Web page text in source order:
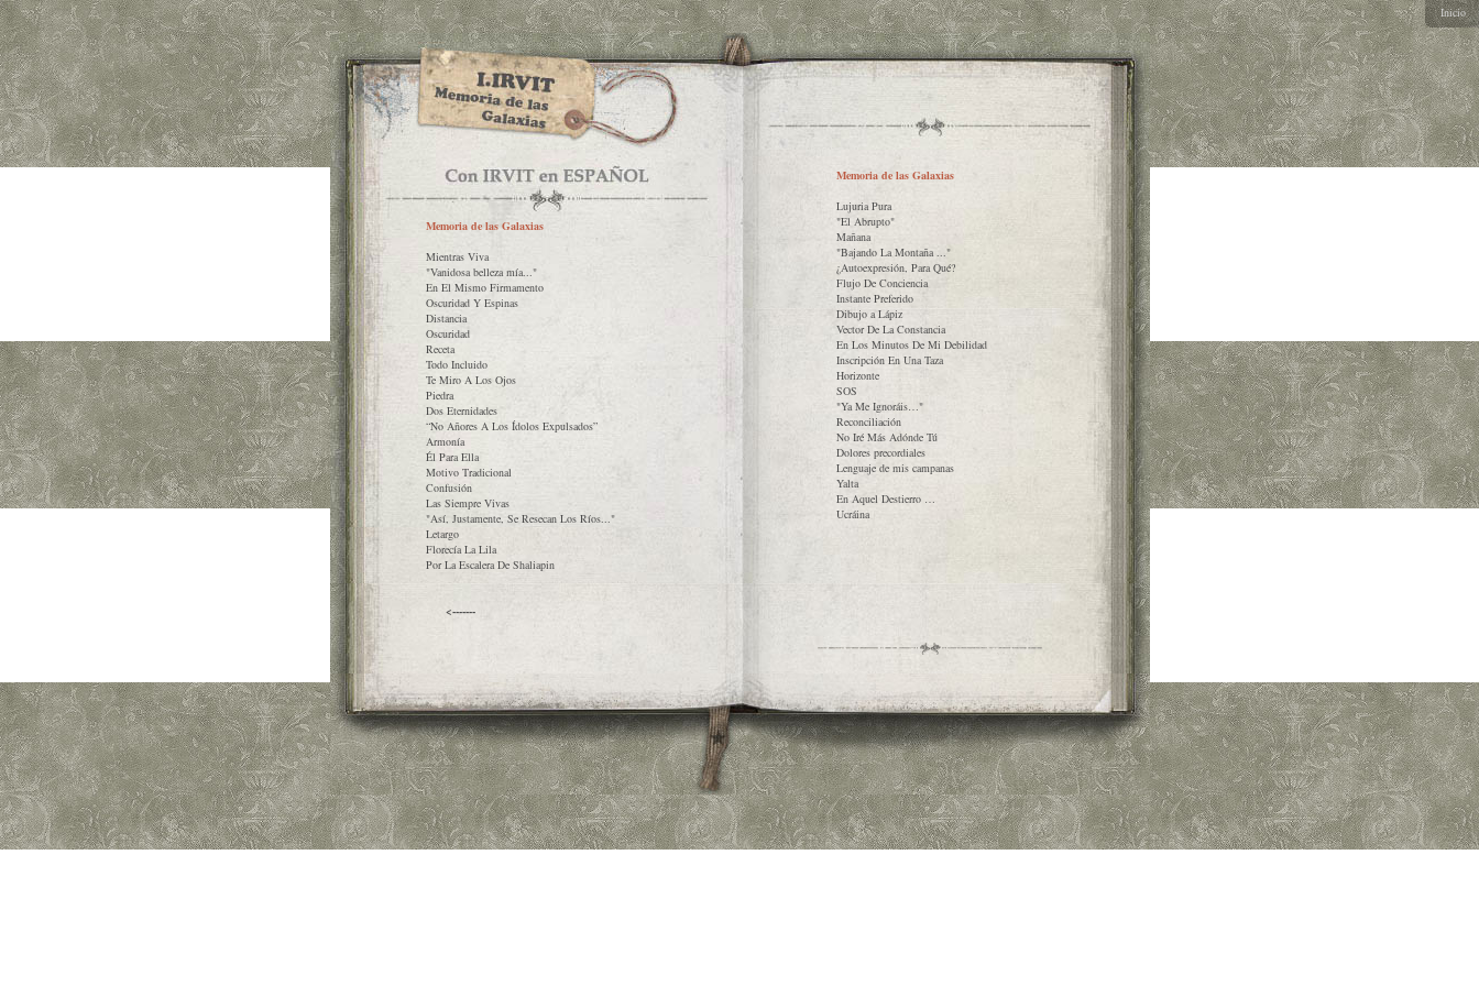
Memoria de las Galaxias
Mientras Viva
"Vanidosa belleza mía..."
En El Mismo Firmamento
Oscuridad Y Espinas
Distancia
Oscuridad
Receta
Todo Incluido
Te Miro A Los Ojos
Piedra
Dos Eternidades
“No Añores A Los Ídolos Expulsados”
Armonía
Él Para Ella
Motivo Tradicional
Confusión
Las Siempre Vivas
"Así, Justamente, Se Resecan Los Ríos..."
Letargo
Florecía La Lila
Por La Escalera De Shaliapin
<-------
Memoria de las Galaxias
Lujuria Pura
"El Abrupto"
Mañana
"Bajando La Montaña ..."
¿Autoexpresión, Para Qué?
Flujo De Conciencia
Instante Preferido
Dibujo a Lápiz
Vector De La Constancia
En Los Minutos De Mi Debilidad
Inscripción En Una Taza
Horizonte
SOS
"Ya Me Ignoráis…"
Reconciliación
No Iré Más Adónde Tú
Dolores precordiales
Lenguaje de mis campanas
Yalta
En Aquel Destierro …
Ucráina
Inicio